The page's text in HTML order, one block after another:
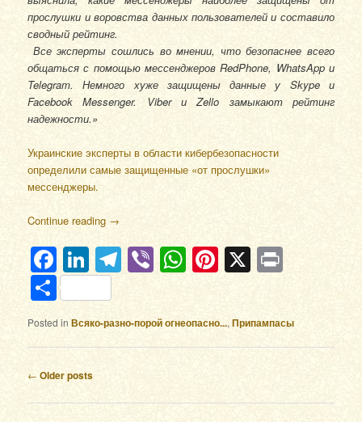
прослушки и воровства данных пользователей и составило
сводный рейтинг.
Все эксперты сошлись во мнении, что безопаснее всего
общаться с помощью мессенджеров RedPhone, WhatsApp и
Telegram. Немного хуже защищены данные у Skype и
Facebook Messenger. Viber и Zello замыкают рейтинг
надежности.»
Украинские эксперты в области кибербезопасности
определили самые защищенные «от прослушки»
мессенджеры.
Continue reading →
Facebook
LinkedIn
Telegram
ViberWhatsApp
Pinterest
X
Отправить
Posted in Всяко-разно-порой огнеопасно...,Припампасы
Post navigation
← Older posts